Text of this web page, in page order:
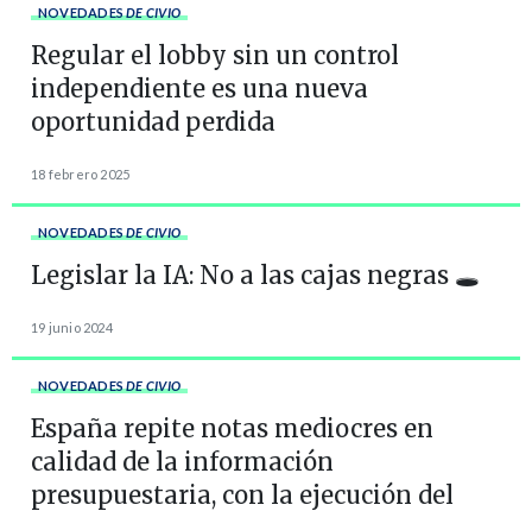
NOVEDADES DE CIVIO
Regular el lobby sin un control
independiente es una nueva
oportunidad perdida
18 febrero 2025
NOVEDADES DE CIVIO
Legislar la IA: No a las cajas negras 🕳️
19 junio 2024
NOVEDADES DE CIVIO
España repite notas mediocres en
calidad de la información
presupuestaria, con la ejecución del